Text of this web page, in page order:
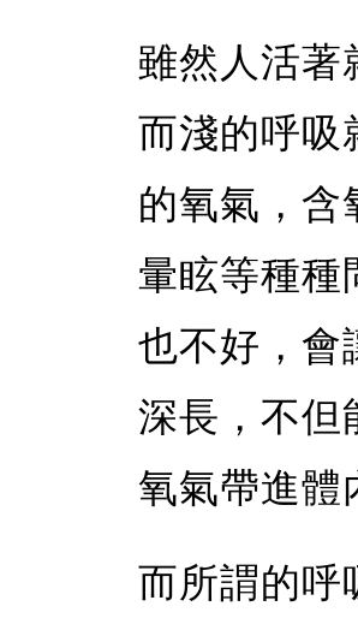
雖然人活著
而淺的呼吸
的氧氣，含
暈眩等種種
也不好，會
深長，不但
氧氣帶進體
而所謂的呼